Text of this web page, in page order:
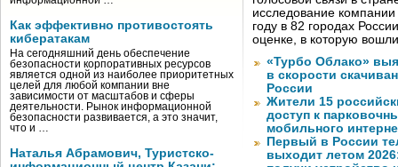
Как эффективно противостоять
кибератакам
На сегодняшний день обеспечение
безопасности корпоративных ресурсов
является одной из наиболее приоритетных
целей для любой компании вне
зависимости от масштабов и сферы
деятельности. Рынок информационной
безопасности развивается, а это значит,
что и …
Наталья Абрамович, Туристско-
исследование
году в 82 городах
оценке, в которую
«Турбо Облако»
в скорости
России
Жители 15
доступ к
мобильного
Первый в России
выходит летом